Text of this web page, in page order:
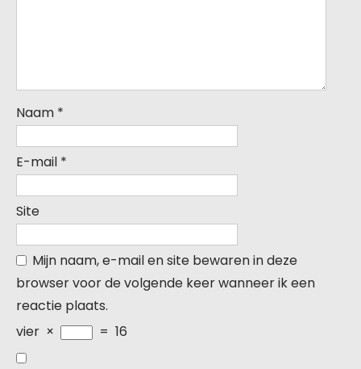
Naam *
E-mail *
Site
Mijn naam, e-mail en site bewaren in deze
browser voor de volgende keer wanneer ik een
reactie plaats.
vier × = 16